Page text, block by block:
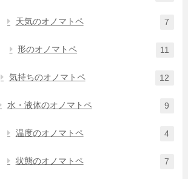
天気のオノマトペ 7
形のオノマトペ 11
気持ちのオノマトペ 12
水・液体のオノマトペ 9
温度のオノマトペ 4
状態のオノマトペ 7